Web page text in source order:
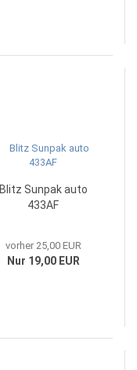
Blitz Sunpak auto
433AF
vorher 25,00 EUR
Nur 19,00 EUR